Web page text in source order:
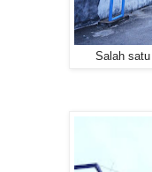
Salah